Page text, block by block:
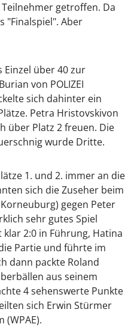
getroffen. Da
"Finalspiel". Aber
Einzel über 40 zur
von POLIZEI
sich dahinter ein
Petra Hristovskivon
über Platz 2 freuen. Die
wurde Dritte.
1. und 2. immer an die
sich die Zuseher beim
gegen Peter
sehr gutes Spiel
2:0 in Führung, Hatina
Partie und führte im
dann packte Roland
aus seinem
4 sehenswerte Punkte
sich Erwin Stürmer
(WPAE).